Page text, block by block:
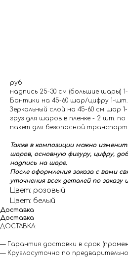
руб
надпись 25-30 см (большие шары)
Бантики на 45-60 шар/цифру 1-шт.
Зеркальный слой на 45-60 см шар
груз для шаров в пленке - 2 шт. по
пакет для безопасной
Также в композиции можно
шаров, основную фигуру, цифру,
надпись на шаре.
После оформления заказа с вами
уточнения всех деталей по
Цвет: розовый
Цвет: белый
Доставка
Доставка
ДОСТАВКА:
— Гарантия доставки в срок
— Круглосуточно по